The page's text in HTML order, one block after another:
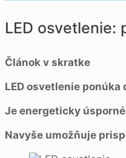
LED osvetlenie:
Článok v skratke
LED osvetlenie
Je energeticky
Navyše umožňuje